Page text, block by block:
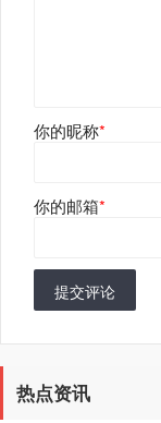
你的昵称*
你的邮箱*
提交评论
热点资讯